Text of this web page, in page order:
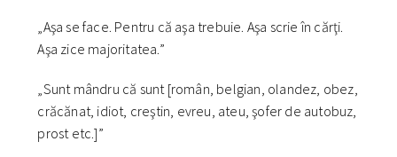
„Aşa se face. Pentru că aşa trebuie. Aşa scrie în cărţi.
Aşa zice majoritatea.”
„Sunt mândru că sunt [român, belgian, olandez, obez,
crăcănat, idiot, creştin, evreu, ateu, şofer de autobuz,
prost etc.]”